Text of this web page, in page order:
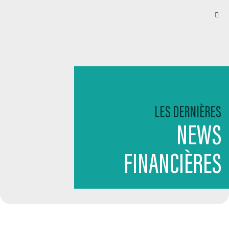
LES DERNIÈRES
NEWS
FINANCIÈRES